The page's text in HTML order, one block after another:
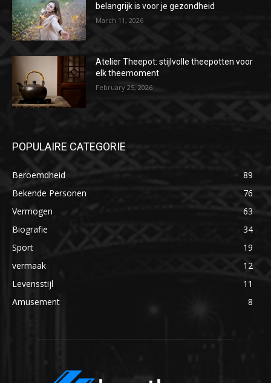
belangrijk is voor je gezondheid
March 11, 2026
Atelier Theepot: stijlvolle theepotten voor
elk theemoment
February 25, 2026
POPULAIRE CATEGORIE
Beroemdheid
89
Bekende Personen
76
Vermogen
63
Biografie
34
Sport
19
vermaak
12
Levensstijl
11
Amusement
8